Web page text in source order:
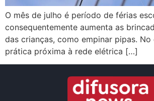
O mês de julho é período de férias
consequentemente aumenta as
das crianças, como empinar pipas. No
prática próxima à rede elétrica […]